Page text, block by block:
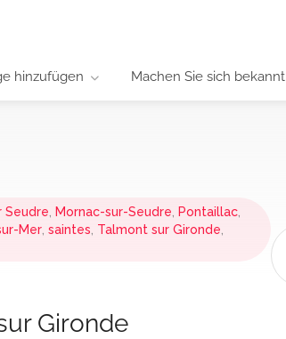
hinzufügen Machen Sie sich bekannt
Seudre Mornac-sur-Seudre Pontaillac
Mer saintes Talmont sur Gironde
Gironde